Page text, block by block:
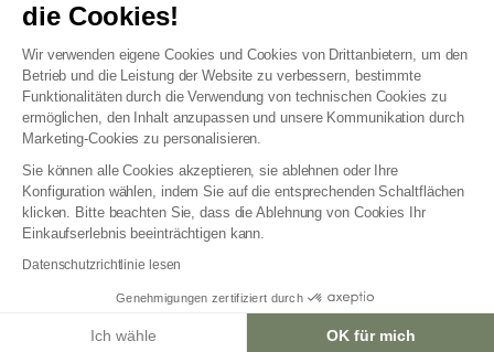
die Cookies!
Wir verwenden eigene Cookies und Cookies von Drittanbietern, um den
Betrieb und die Leistung der Website zu verbessern, bestimmte
Funktionalitäten durch die Verwendung von technischen Cookies zu
ermöglichen, den Inhalt anzupassen und unsere Kommunikation durch
Marketing-Cookies zu personalisieren.
Sie können alle Cookies akzeptieren, sie ablehnen oder Ihre
Konfiguration wählen, indem Sie auf die entsprechenden Schaltflächen
klicken. Bitte beachten Sie, dass die Ablehnung von Cookies Ihr
Einkaufserlebnis beeinträchtigen kann.
Datenschutzrichtlinie lesen
Genehmigungen zertifiziert durch
Ich wähle OK für mich
Unsere Geschäfte
AGB Treueprogramm
Datenschutzrichtlinien
Allgemeine Geschäftsbedingungen für Geschäftskunden
Erklärung zur Barrierefreiheit